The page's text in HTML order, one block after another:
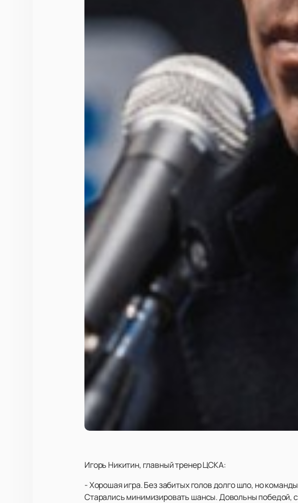
Игорь Никитин, главный тренер ЦСКА:
- Хорошая игра. Без забитых голов долго шло, но
Старались минимизировать шансы. Довольны победой,